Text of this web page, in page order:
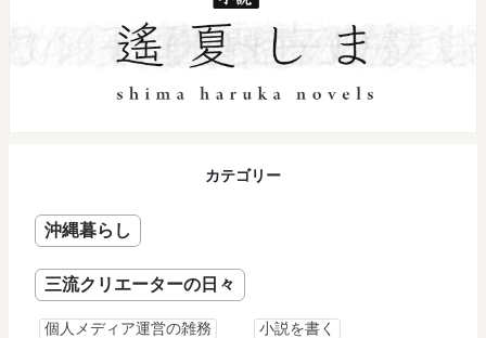
カテゴリー
沖縄暮らし
三流クリエーターの日々
個人メディア運営の雑務 小説を書く